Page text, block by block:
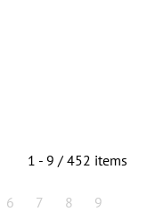
1 - 9 / 452 items
6 7 8
9